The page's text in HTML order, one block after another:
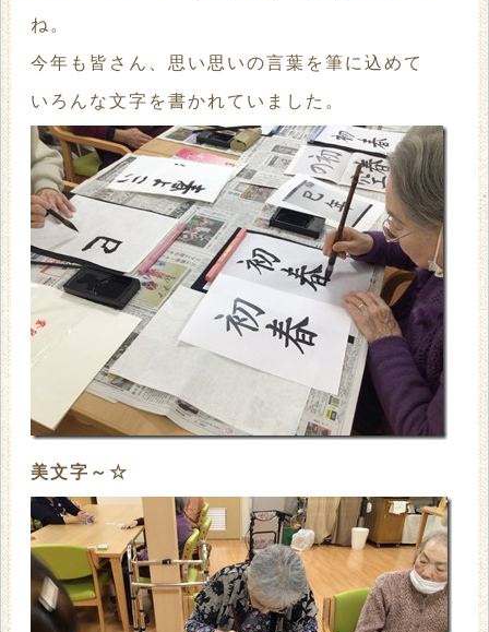
ね。
今年も皆さん、思い思いの言葉を筆に込めて
いろんな文字を書かれていました。
美文字～☆